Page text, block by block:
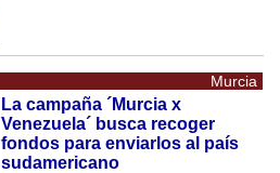
Murcia
La campaña ´Murcia x
Venezuela´ busca recoger
fondos para enviarlos al país
sudamericano